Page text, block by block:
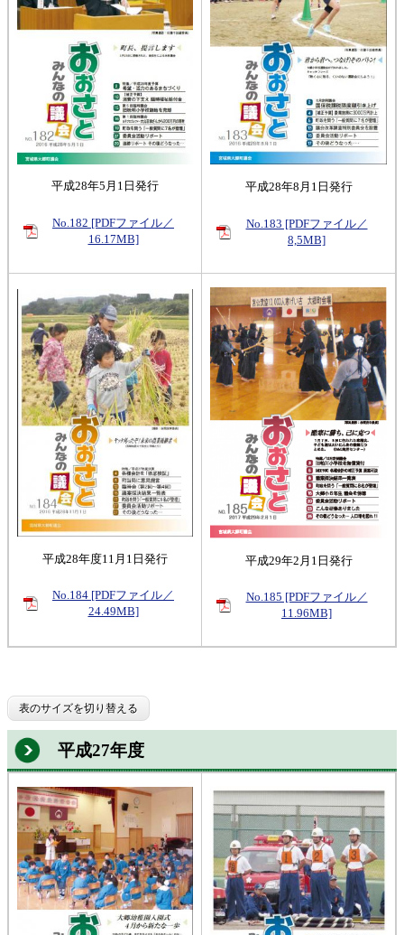
平成28年5月1日発行
No.182 [PDFファイル／
16.17MB]
平成28年8月1日発行
No.183 [PDFファイル／
8,5MB]
平成28年度11月1日発行
No.184 [PDFファイル／
24.49MB]
平成29年2月1日発行
No.185 [PDFファイル／
11.96MB]
表のサイズを切り替える
平成27年度